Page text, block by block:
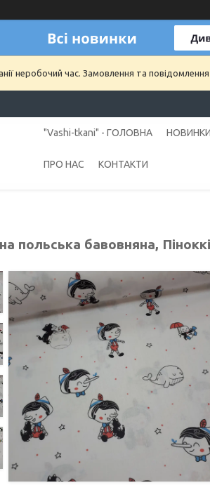
неробочий час. Замовлення та
"Vashi-tkani" - ГОЛОВНА НОВИНКИ
ПРО НАС КОНТАКТИ
польська бавовняна,